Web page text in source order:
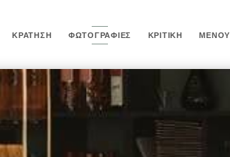
ΚΡΆΤΗΣΗ ΦΩΤΟΓΡΑΦΊΕΣ ΚΡΙΤΙΚΉ ΜΕΝΟΎ